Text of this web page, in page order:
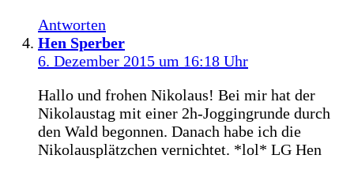
Antworten
Hen Sperber
6. Dezember 2015 um 16:18 Uhr
Hallo und frohen Nikolaus! Bei mir hat der
Nikolaustag mit einer 2h-Joggingrunde durch
den Wald begonnen. Danach habe ich die
Nikolausplätzchen vernichtet. *lol* LG Hen